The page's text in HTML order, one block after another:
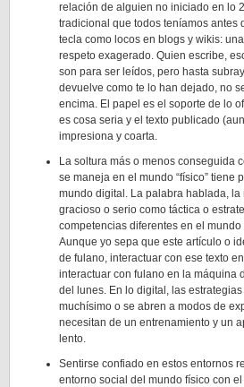
relación de alguien no iniciado en lo
tradicional que todos teníamos antes
tecla como locos en blogs y wikis:
respeto exagerado. Quien escribe,
son para ser leídos, pero hasta
devuelve como te lo han dejado, no
encima. El papel es el soporte de lo
es cosa seria y el texto publicado
impresiona y coarta.
La soltura más o menos conseguida
se maneja en el mundo “físico” tiene
mundo digital. La palabra hablada,
gracioso o serio como táctica o
competencias diferentes en el
Aunque yo sepa que este artículo o
de fulano, interactuar con ese texto
interactuar con fulano en la máquina
del lunes. En lo digital, las
muchísimo o se abren a modos de
necesitan de un entrenamiento y un
lento.
Sentirse confiado en estos entornos
entorno social del mundo físico con